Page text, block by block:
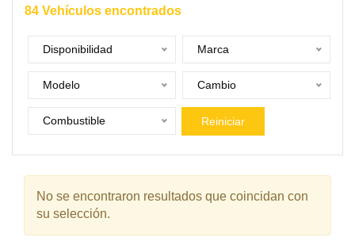
84 Vehículos encontrados
Disponibilidad Marca
Modelo Cambio
Combustible Reiniciar
No se encontraron resultados que coincidan con
su selección.